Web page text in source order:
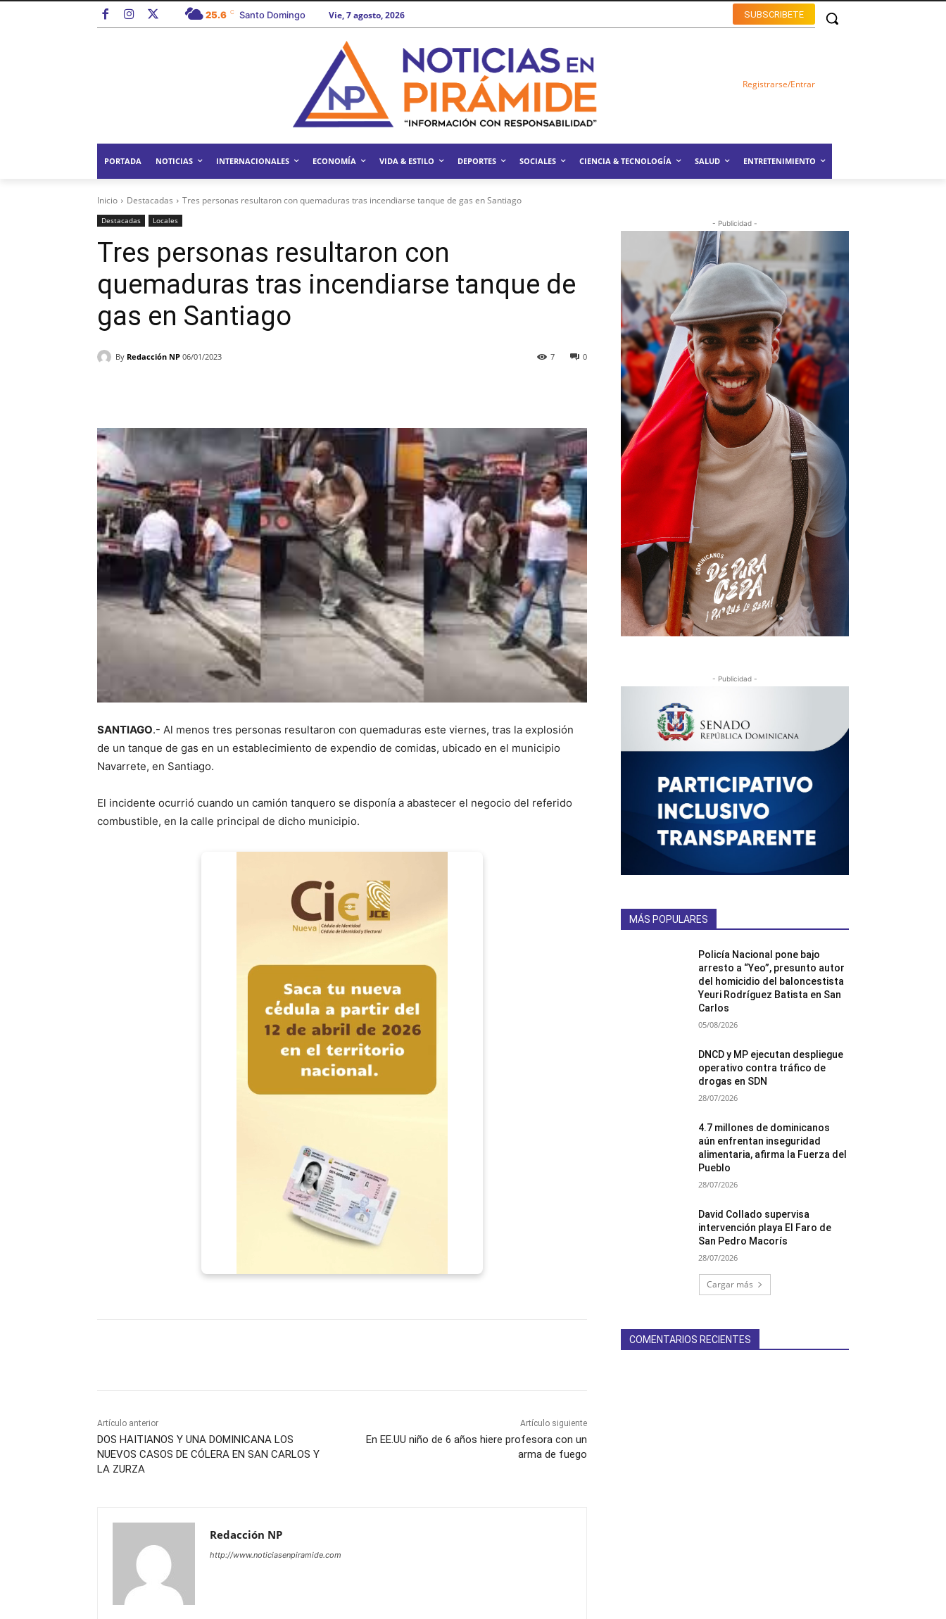
25.6 C Santo Domingo SUBSCRIBETE
Vie, 7 agosto, 2026
Registrarse/Entrar
PORTADA NOTICIAS INTERNACIONALES ECONOMÍA VIDA & ESTILO DEPORTES SOCIALES CIENCIA & TECNOLOGÍA SALUD ENTRETENIMIENTO
Inicio Destacadas Tres personas resultaron con quemaduras tras incendiarse tanque de gas en Santiago
Destacadas Locales
Tres personas resultaron con
quemaduras tras incendiarse tanque de
gas en Santiago
By Redacción NP 06/01/2023 0
7
Pinterest Linkedin ReddIt
SANTIAGO.- Al menos tres personas resultaron con quemaduras este viernes, tras la explosión
de un tanque de gas en un establecimiento de expendio de comidas, ubicado en el municipio
Navarrete, en Santiago.
El incidente ocurrió cuando un camión tanquero se disponía a abastecer el negocio del referido
combustible, en la calle principal de dicho municipio.
Artículo anterior
DOS HAITIANOS Y UNA DOMINICANA LOS
NUEVOS CASOS DE CÓLERA EN SAN CARLOS Y
LA ZURZA
Artículo siguiente
En EE.UU niño de 6 años hiere profesora con un
arma de fuego
Redacción NP
http://www.noticiasenpiramide.com
- Publicidad -
- Publicidad -
MÁS POPULARES
Policía Nacional pone bajo
arresto a “Yeo”, presunto autor
del homicidio del baloncestista
Yeuri Rodríguez Batista en San
Carlos
05/08/2026
DNCD y MP ejecutan despliegue
operativo contra tráfico de
drogas en SDN
28/07/2026
4.7 millones de dominicanos
aún enfrentan inseguridad
alimentaria, afirma la Fuerza del
Pueblo
28/07/2026
David Collado supervisa
intervención playa El Faro de
San Pedro Macorís
28/07/2026
Cargar más
COMENTARIOS RECIENTES